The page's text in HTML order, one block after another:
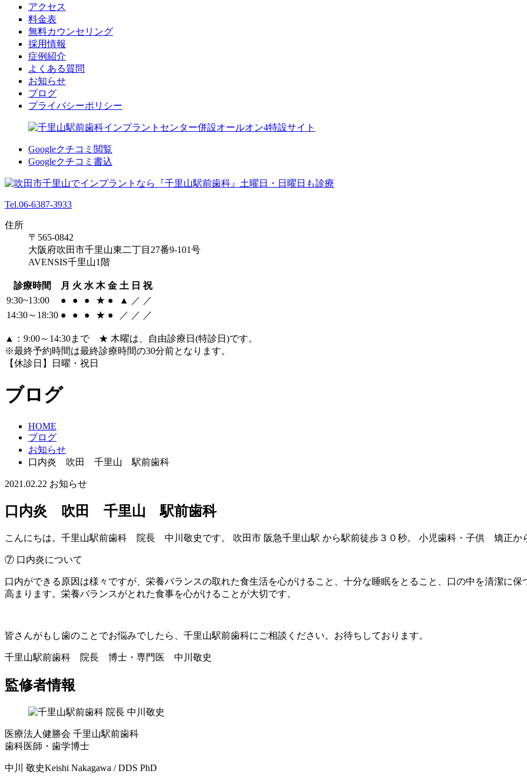
アクセス
料金表
無料カウンセリング
採用情報
症例紹介
よくある質問
お知らせ
ブログ
プライバシーポリシー
Googleクチコミ閲覧
Googleクチコミ書込
Tel.06-6387-3933
住所
〒565-0842
大阪府吹田市千里山東二丁目27番9-101号
AVENSIS千里山1階
診療時間 月 火 水 木 金 土 日 祝
9:30~13:00
● ● ● ★ ● ▲ ／ ／
14:30～18:30 ● ● ● ★ ● ／ ／ ／
▲：9:00～14:30まで ★ 木曜は、自由診療日(特診日)です。
※最終予約時間は最終診療時間の30分前となります。
【休診日】日曜・祝日
ブログ
HOME
ブログ
お知らせ
口内炎 吹田 千里山 駅前歯科
2021.02.22 お知らせ
口内炎 吹田 千里山 駅前歯科
こんにちは。千里山駅前歯科 院長 中川敬史です。 吹田市 阪急千里山駅 から駅前徒歩３０秒。 小児歯科・子供 矯正か
⑦ 口内炎について
口内ができる原因は様々ですが、栄養バランスの取れた食生活を心がけること、十分な睡眠をとること、口の中を清潔に
高まります。栄養バランスがとれた食事を心がけることが大切です。
皆さんがもし歯のことでお悩みでしたら、千里山駅前歯科にご相談ください。お待ちしております。
千里山駅前歯科 院長 博士・専門医 中川敬史
監修者情報
医療法人健勝会 千里山駅前歯科
歯科医師・歯学博士
中川 敬史Keishi Nakagawa / DDS PhD